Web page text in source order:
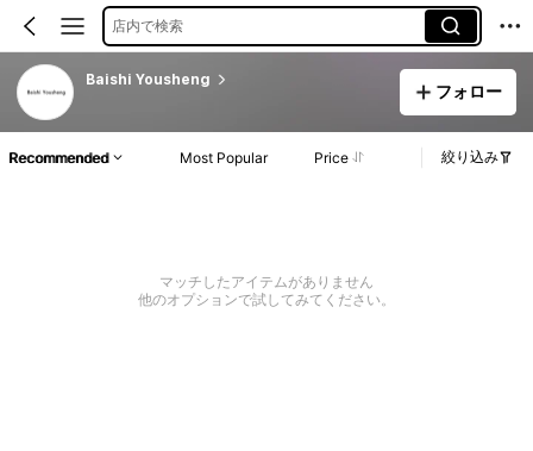
店内で検索
Baishi Yousheng
フォロー
Recommended Most Popular Price 絞り込み
マッチしたアイテムがありません
他のオプションで試してみてください。